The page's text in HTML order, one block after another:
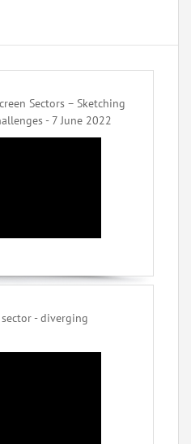
Sectors – Sketching
- 7 June 2022
- diverging